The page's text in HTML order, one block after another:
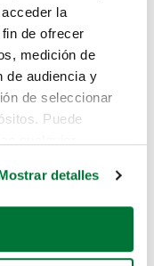
la
de ofrecer
medición de
de audiencia y
de seleccionar
Puede
geográfica
detalles
como
aquí.
estás